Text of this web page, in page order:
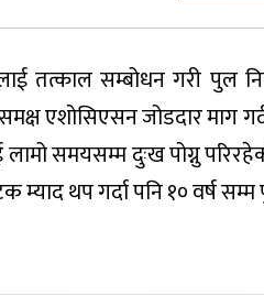
तत्काल सम्बोधन गरी पुल
एशोसिएसन जोडदार माग
समयसम्म दुःख पोग्नु
थप गर्दा पनि १० वर्ष सम्म